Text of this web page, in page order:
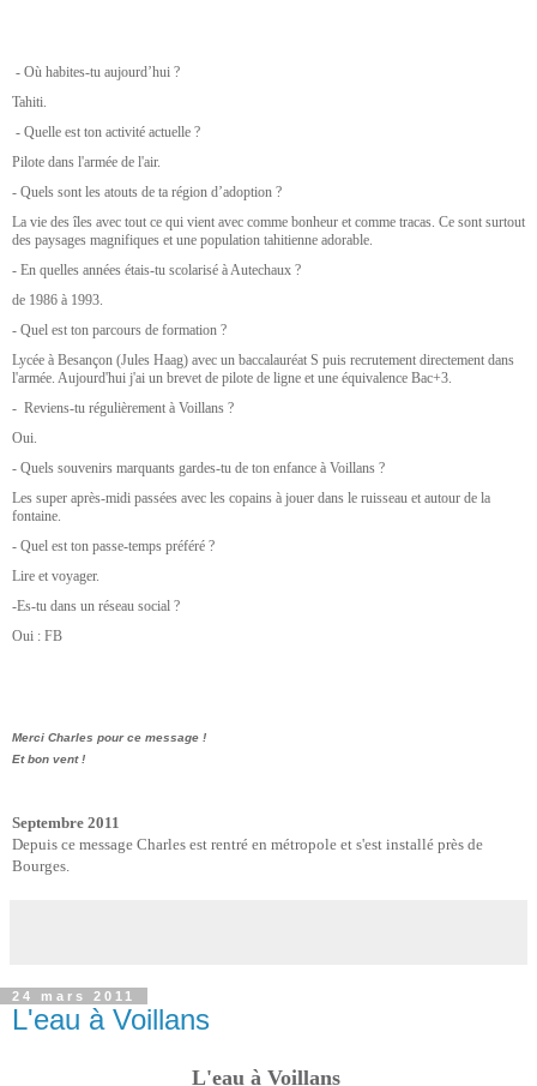
- Où habites-tu aujourd’hui ?
Tahiti.
- Quelle est ton activité actuelle ?
Pilote dans l'armée de l'air.
- Quels sont les atouts de ta région d’adoption ?
La vie des îles avec tout ce qui vient avec comme bonheur et comme tracas. Ce sont surtout
des paysages magnifiques et une population tahitienne adorable.
- En quelles années étais-tu scolarisé à Autechaux ?
de 1986 à 1993.
- Quel est ton parcours de formation ?
Lycée à Besançon (Jules Haag) avec un baccalauréat S puis recrutement directement dans
l'armée. Aujourd'hui j'ai un brevet de pilote de ligne et une équivalence Bac+3.
- Reviens-tu régulièrement à Voillans ?
Oui.
- Quels souvenirs marquants gardes-tu de ton enfance à Voillans ?
Les super après-midi passées avec les copains à jouer dans le ruisseau et autour de la
fontaine.
- Quel est ton passe-temps préféré ?
Lire et voyager.
-Es-tu dans un réseau social ?
Oui : FB
Merci Charles pour ce message !
Et bon vent !
Septembre 2011
Depuis ce message Charles est rentré en métropole et s'est installé près de
Bourges.
24 mars 2011
L'eau à Voillans
L'eau à Voillans